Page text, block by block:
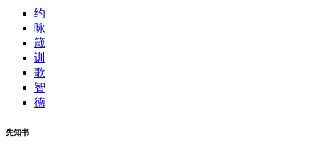
约
咏
箴
训
歌
智
德
先知书